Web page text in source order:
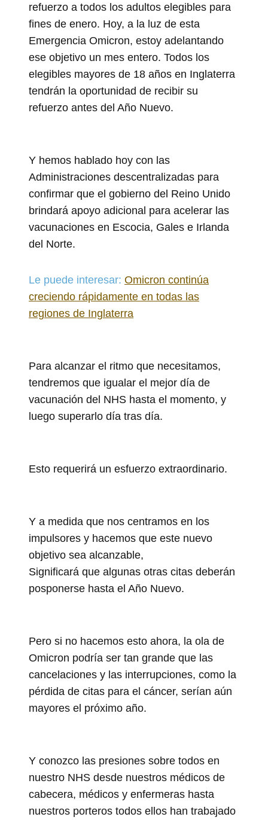
refuerzo a todos los adultos elegibles para
fines de enero. Hoy, a la luz de esta
Emergencia Omicron, estoy adelantando
ese objetivo un mes entero. Todos los
elegibles mayores de 18 años en Inglaterra
tendrán la oportunidad de recibir su
refuerzo antes del Año Nuevo.
Y hemos hablado hoy con las
Administraciones descentralizadas para
confirmar que el gobierno del Reino Unido
brindará apoyo adicional para acelerar las
vacunaciones en Escocia, Gales e Irlanda
del Norte.
Le puede interesar: Omicron continúa
creciendo rápidamente en todas las
regiones de Inglaterra
Para alcanzar el ritmo que necesitamos,
tendremos que igualar el mejor día de
vacunación del NHS hasta el momento, y
luego superarlo día tras día.
Esto requerirá un esfuerzo extraordinario.
Y a medida que nos centramos en los
impulsores y hacemos que este nuevo
objetivo sea alcanzable,
Significará que algunas otras citas deberán
posponerse hasta el Año Nuevo.
Pero si no hacemos esto ahora, la ola de
Omicron podría ser tan grande que las
cancelaciones y las interrupciones, como la
pérdida de citas para el cáncer, serían aún
mayores el próximo año.
Y conozco las presiones sobre todos en
nuestro NHS desde nuestros médicos de
cabecera, médicos y enfermeras hasta
nuestros porteros todos ellos han trabajado